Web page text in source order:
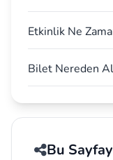
Etkinlik Ne
Bilet Nereden
Bu